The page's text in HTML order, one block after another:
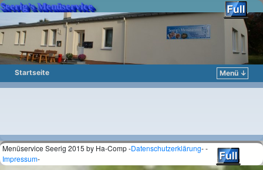
Seerig’s Menüservice
Startseite
Menü ↓
Zum Inhalt wechseln
Zum sekundären Inhalt wechseln
Menüservice Seerig 2015 by Ha-Comp -Datenschutzerklärung- -
Impressum-